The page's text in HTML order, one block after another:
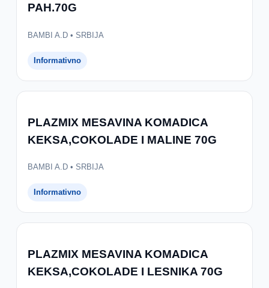
PAH.70G
BAMBI A.D • SRBIJA
Informativno
PLAZMIX MESAVINA KOMADICA
KEKSA,COKOLADE I MALINE 70G
BAMBI A.D • SRBIJA
Informativno
PLAZMIX MESAVINA KOMADICA
KEKSA,COKOLADE I LESNIKA 70G